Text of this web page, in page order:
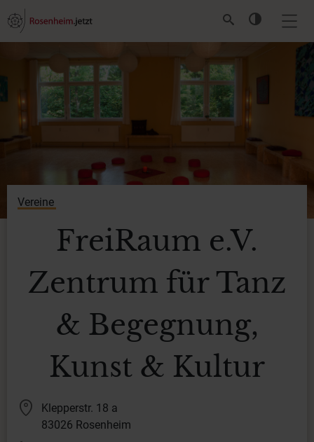
Vereine
FreiRaum e.V.
Zentrum für Tanz
& Begegnung,
Kunst & Kultur
Klepperstr. 18 a
83026 Rosenheim